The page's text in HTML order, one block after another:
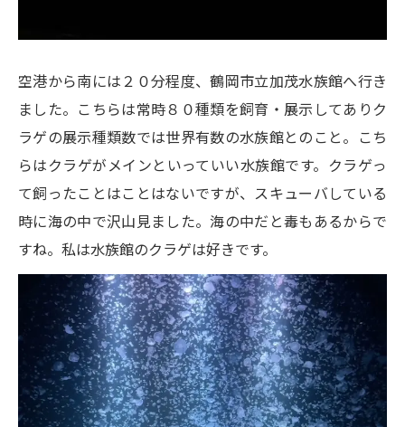
空港から南には２０分程度、鶴岡市立加茂水族館へ行き
ました。こちらは常時８０種類を飼育・展示してありク
ラゲの展示種類数では世界有数の水族館とのこと。こち
らはクラゲがメインといっていい水族館です。クラゲっ
て飼ったことはことはないですが、スキューバしている
時に海の中で沢山見ました。海の中だと毒もあるからで
すね。私は水族館のクラゲは好きです。